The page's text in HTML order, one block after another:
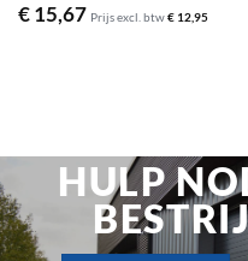
€15,67 Prijs excl. btw€12,95
HULP